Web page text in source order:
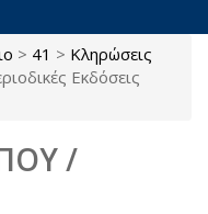
> 41 > Κληρώσεις
Εκδόσεις
/